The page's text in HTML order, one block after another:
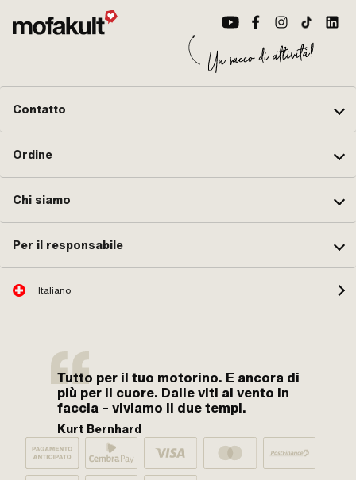
Contatto
Ordine
Chi siamo
Per il responsabile
Italiano
Tutto per il tuo motorino. E ancora di
più per il cuore. Dalle viti al vento in
faccia – viviamo il due tempi.
Kurt Bernhard